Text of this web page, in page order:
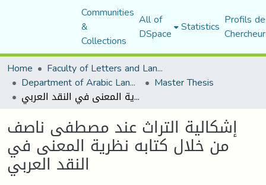
Communities
&
Collections
All of
DSpace Statistics Profils
Home
Faculty of Letters and Languages
Department of Arabic Language and Literature Master Thesis
إشكالية التراث عند مصطفى ناصف من خلال كتابه نظرية المعنى في النقد العربي
إشكالية التراث عند مصطفى ناصف
من خلال كتابه نظرية المعنى في
النقد العربي